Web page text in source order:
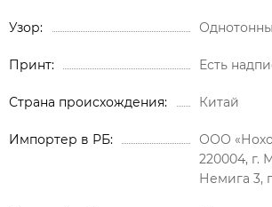
Узор
Принт Есть
Страна происхождения Китай
Импортер в РБ
ООО «Нохо
220004, г.
Немига 3,